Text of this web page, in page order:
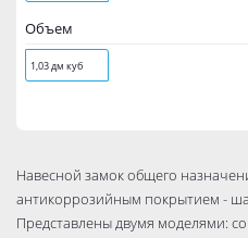
Объем
1,03 дм куб
Навесной замок общего
антикоррозийным покрытием -
Представлены двумя моделями: